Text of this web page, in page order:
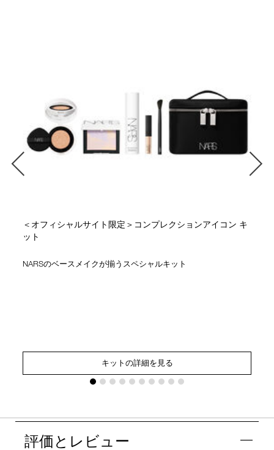
＜オフィシャルサイト限定＞コンプレクションアイコン キ
ット
NARSのベースメイクが揃うスペシャルキット
キットの詳細を見る
評価とレビュー